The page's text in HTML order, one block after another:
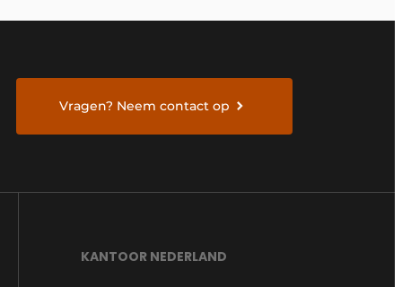
Vragen? Neem contact op
KANTOOR NEDERLAND